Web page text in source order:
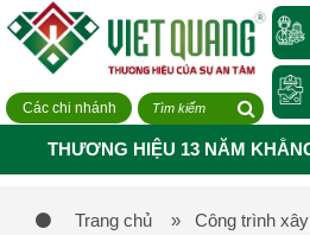
Các chi nhánh
THƯƠNG HIỆU 13 NĂM
Trang chủ » Công trình xây